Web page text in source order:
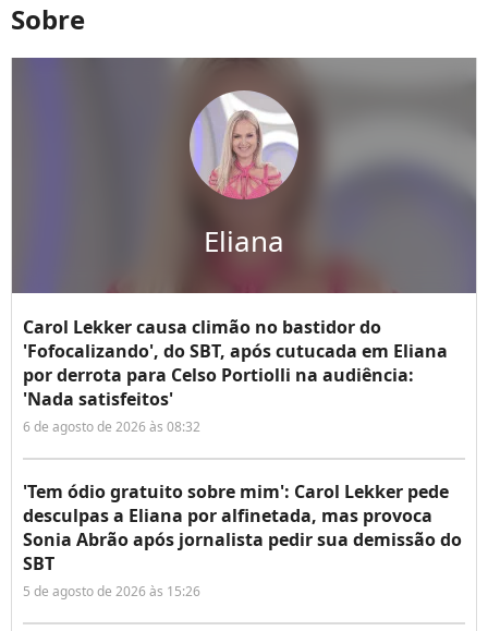
Sobre
Eliana
Carol Lekker causa climão no bastidor do
'Fofocalizando', do SBT, após cutucada em Eliana
por derrota para Celso Portiolli na audiência:
'Nada satisfeitos'
6 de agosto de 2026 às 08:32
'Tem ódio gratuito sobre mim': Carol Lekker pede
desculpas a Eliana por alfinetada, mas provoca
Sonia Abrão após jornalista pedir sua demissão do
SBT
5 de agosto de 2026 às 15:26